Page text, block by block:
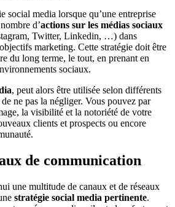
social media lorsque qu’une entreprise
d’actions sur les médias sociaux
Twitter, Linkedin, …) dans
marketing. Cette stratégie doit être
du long terme, le tout, en prenant en
sociaux.
, peut alors être utilisée selon différents
ne pas la négliger. Vous pouvez par
la visibilité et la notoriété de votre
clients et prospects ou encore
de communication
une multitude de canaux et de réseaux
stratégie social media pertinente.